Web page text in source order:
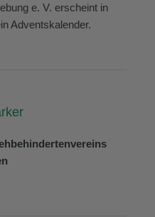
e. V. erscheint in
Adventskalender.